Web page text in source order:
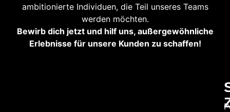
ambitionierte Individuen, die Teil unseres Teams
werden möchten.
Bewirb dich jetzt und hilf uns, außergewöhnliche
Erlebnisse für unsere Kunden zu schaffen!